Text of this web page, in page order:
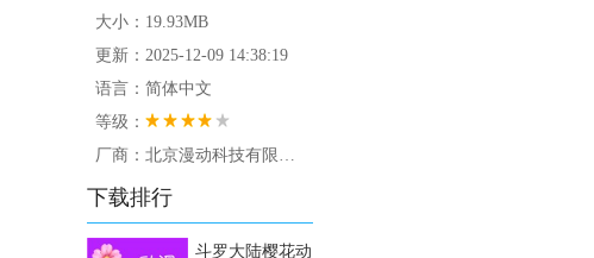
大小：19.93MB
更新：2025-12-09 14:38:19
语言：简体中文
等级：
厂商：北京漫动科技有限公司
下载排行
斗罗大陆樱花动